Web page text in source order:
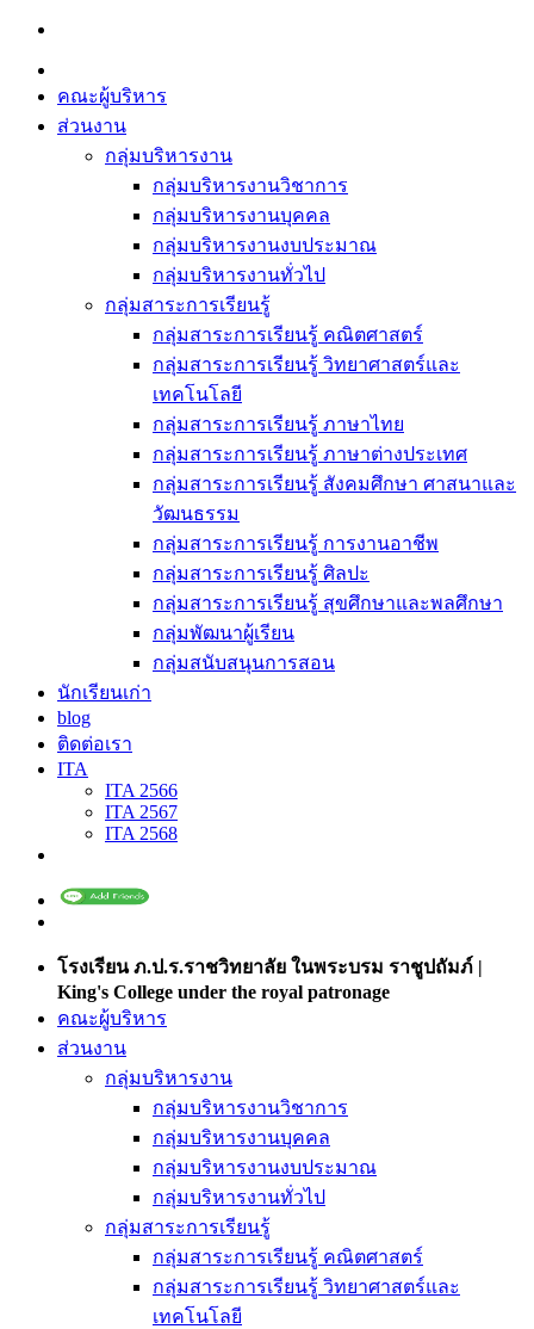
Skip
content
คณะผู้บริหาร
ส่วนงาน
กลุ่มบริหารงาน
กลุ่มบริหารงานวิชาการ
กลุ่มบริหารงานบุคคล
กลุ่มบริหารงานงบประมาณ
กลุ่มบริหารงานทั่วไป
กลุ่มสาระการเรียนรู้
กลุ่มสาระการเรียนรู้ คณิตศาสตร์
กลุ่มสาระการเรียนรู้ วิทยาศาสตร์และ
เทคโนโลยี
กลุ่มสาระการเรียนรู้ ภาษาไทย
กลุ่มสาระการเรียนรู้ ภาษาต่างประเทศ
กลุ่มสาระการเรียนรู้ สังคมศึกษา ศาสนาและ
วัฒนธรรม
กลุ่มสาระการเรียนรู้ การงานอาชีพ
กลุ่มสาระการเรียนรู้ ศิลปะ
กลุ่มสาระการเรียนรู้ สุขศึกษาและพลศึกษา
กลุ่มพัฒนาผู้เรียน
กลุ่มสนับสนุนการสอน
นักเรียนเก่า
blog
ติดต่อเรา
ITA
ITA 2566
ITA 2567
ITA 2568
โรงเรียน ภ.ป.ร.ราชวิทยาลัย ในพระบรม ราชูปถัมภ์ |
King's College under the royal patronage
คณะผู้บริหาร
ส่วนงาน
กลุ่มบริหารงาน
กลุ่มบริหารงานวิชาการ
กลุ่มบริหารงานบุคคล
กลุ่มบริหารงานงบประมาณ
กลุ่มบริหารงานทั่วไป
กลุ่มสาระการเรียนรู้
กลุ่มสาระการเรียนรู้ คณิตศาสตร์
กลุ่มสาระการเรียนรู้ วิทยาศาสตร์และ
เทคโนโลยี